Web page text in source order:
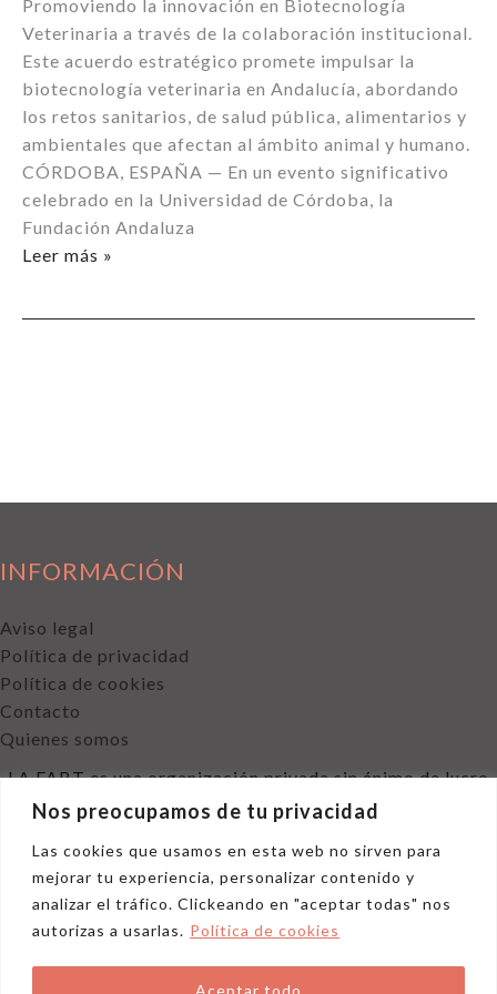
Nos preocupamos de tu privacidad
Las cookies que usamos en esta web no sirven para
mejorar tu experiencia, personalizar contenido y
analizar el tráfico. Clickeando en "aceptar todas" nos
autorizas a usarlas. Política de cookies
Aceptar todo
Promoviendo la innovación en Biotecnología
Veterinaria a través de la colaboración institucional.
Este acuerdo estratégico promete impulsar la
biotecnología veterinaria en Andalucía, abordando
los retos sanitarios, de salud pública, alimentarios y
ambientales que afectan al ámbito animal y humano.
CÓRDOBA, ESPAÑA — En un evento significativo
celebrado en la Universidad de Córdoba, la
Fundación Andaluza
Convenio
y
Real
Academia
Ciencias
Veterinarias
Leer más »
INFORMACIÓN
Aviso legal
Política de privacidad
Política de cookies
Contacto
Quienes somos
LA FABT es una organización privada sin ánimo de lucro
declarada de utilidad pública.